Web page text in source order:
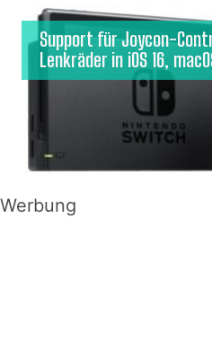
Support für Joycon-
Lenkräder in iOS 16,
Werbung